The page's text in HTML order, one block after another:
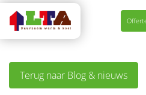
Navigatie
overslaan
Terug naar Blog & nieuws